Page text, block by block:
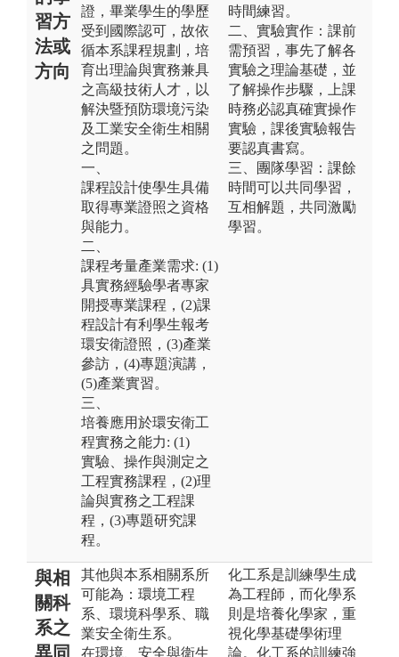
習方
法或
方向
證，畢業學生的學歷
受到國際認可，故依
循本系課程規劃，培
育出理論與實務兼具
之高級技術人才，以
解決暨預防環境污染
及工業安全衛生相關
之問題。
一、
課程設計使學生具備
取得專業證照之資格
與能力。
二、
課程考量產業需求: (1)
具實務經驗學者專家
開授專業課程，(2)課
程設計有利學生報考
環安衛證照，(3)產業
參訪，(4)專題演講，
(5)產業實習。
三、
培養應用於環安衛工
程實務之能力: (1)
實驗、操作與測定之
工程實務課程，(2)理
論與實務之工程課
程，(3)專題研究課
程。
時間練習。
二、實驗實作：課前
需預習，事先了解各
實驗之理論基礎，並
了解操作步驟，上課
時務必認真確實操作
實驗，課後實驗報告
要認真書寫。
三、團隊學習：課餘
時間可以共同學習，
互相解題，共同激勵
學習。
與相
關科
系之
異同
其他與本系相關系所
可能為：環境工程
系、環境科學系、職
業安全衛生系。
在環境、安全與衛生
化工系是訓練學生成
為工程師，而化學系
則是培養化學家，重
視化學基礎學術理
論。化工系的訓練強